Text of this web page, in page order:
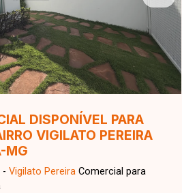
DISPONÍVEL PARA
VIGILATO PEREIRA
MG
- Vigilato Pereira Comercial para